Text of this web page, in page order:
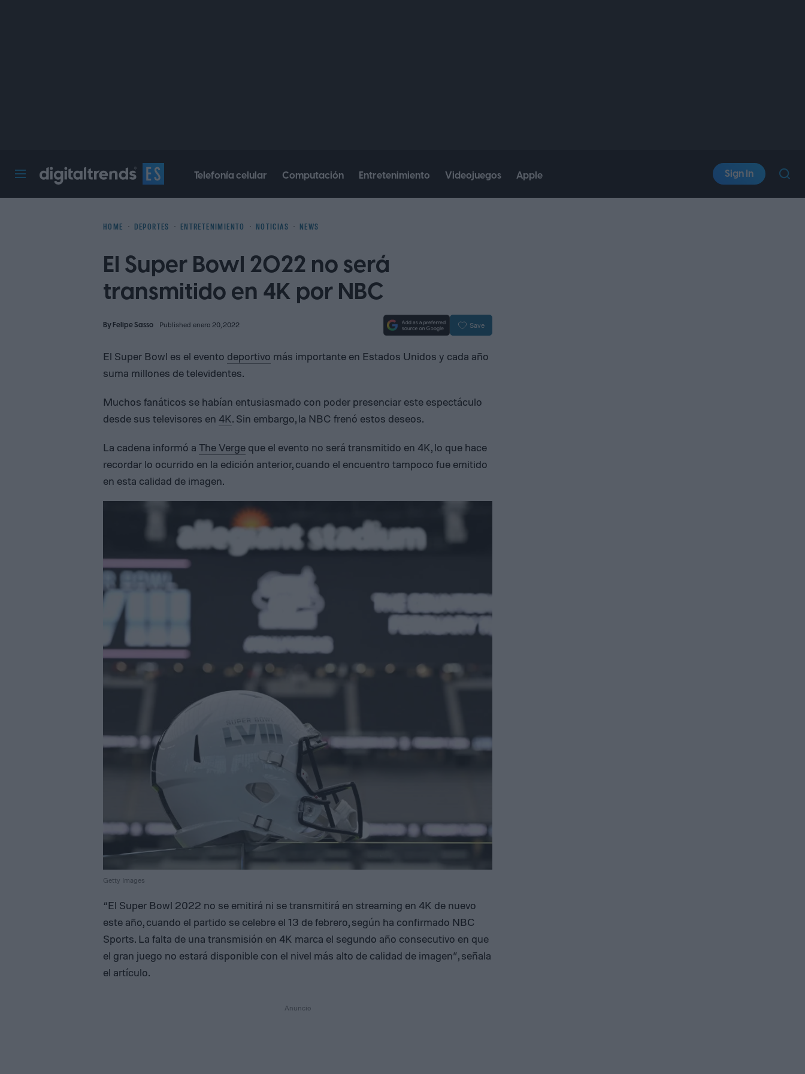
Telefonía celular Computación Entretenimiento Videojuegos Apple Sign In
HOME DEPORTES ENTRETENIMIENTO NOTICIAS NEWS
El Super Bowl 2022 no será
transmitido en 4K por NBC
ByFelipe Sasso Published enero 20, 2022 Save
El Super Bowl es el evento deportivo más importante en Estados Unidos y cada año
suma millones de televidentes.
Muchos fanáticos se habían entusiasmado con poder presenciar este espectáculo
desde sus televisores en 4K. Sin embargo, la NBC frenó estos deseos.
La cadena informó a The Verge que el evento no será transmitido en 4K, lo que hace
recordar lo ocurrido en la edición anterior, cuando el encuentro tampoco fue emitido
en esta calidad de imagen.
Getty Images
“El Super Bowl 2022 no se emitirá ni se transmitirá en streaming en 4K de nuevo
este año, cuando el partido se celebre el 13 de febrero, según ha confirmado NBC
Sports. La falta de una transmisión en 4K marca el segundo año consecutivo en que
el gran juego no estará disponible con el nivel más alto de calidad de imagen”, señala
el artículo.